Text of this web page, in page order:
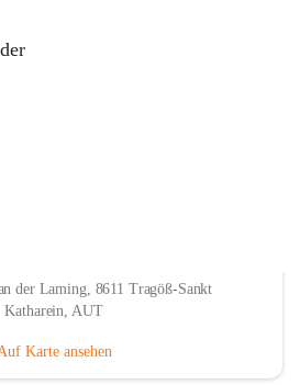
Leoben
der Laming, 8611 Tragöß-Sankt
Katharein, AUT
Karte ansehen